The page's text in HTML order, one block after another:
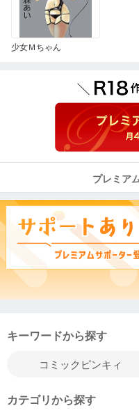
少女Ｍちゃん
プレミア
キーワードから探す
カテゴリから探す